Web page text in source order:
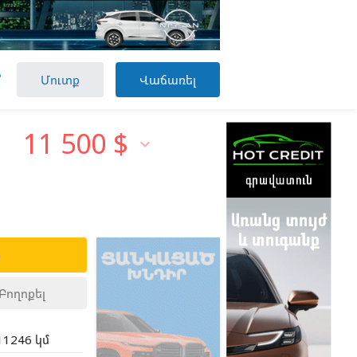
Վաճառել
Մուտք
11 500 $ 
Բողոքել
կմ